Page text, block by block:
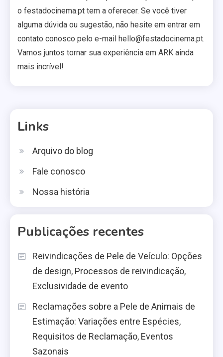
o festadocinema.pt tem a oferecer. Se você tiver
alguma dúvida ou sugestão, não hesite em entrar em
contato conosco pelo e-mail hello@festadocinema.pt.
Vamos juntos tornar sua experiência em ARK ainda
mais incrível!
Links
Arquivo do blog
Fale conosco
Nossa história
Publicações recentes
Reivindicações de Pele de Veículo: Opções
de design, Processos de reivindicação,
Exclusividade de evento
Reclamações sobre a Pele de Animais de
Estimação: Variações entre Espécies,
Requisitos de Reclamação, Eventos
Sazonais